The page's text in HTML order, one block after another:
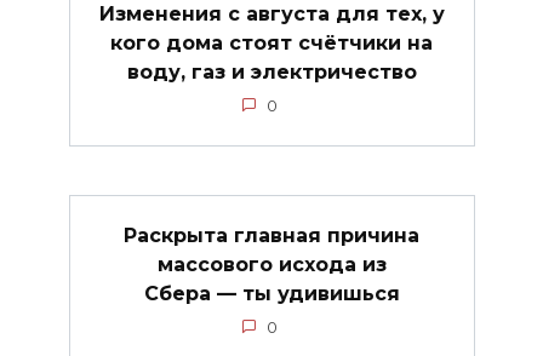
Изменения с августа для тех, у
кого дома стоят счётчики на
воду, газ и электричество
0
Раскрыта главная причина
массового исхода из
Сбера — ты удивишься
0